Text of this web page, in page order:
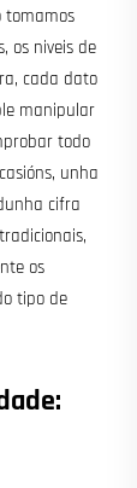
tomamos
os niveis de
cada dato
manipular
todo
unha
cifra
os
tipo de